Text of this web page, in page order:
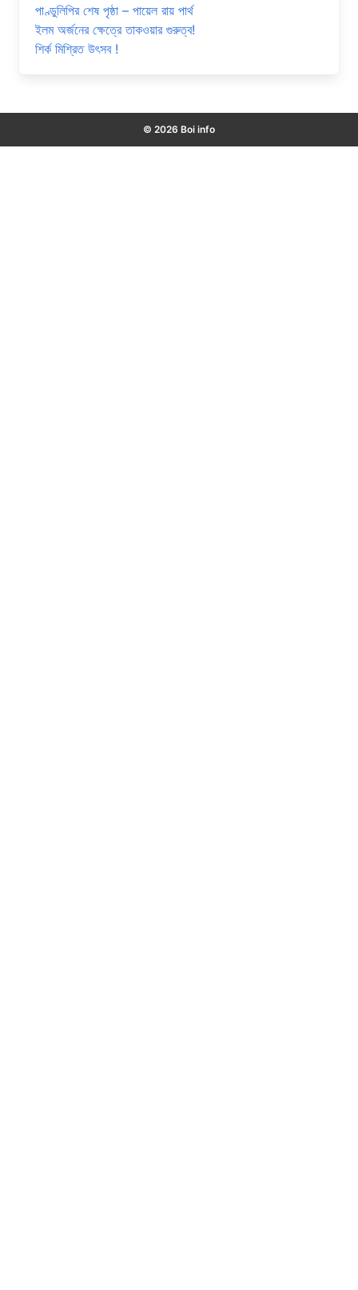
পাণ্ডুলিপির শেষ পৃষ্ঠা – পায়েল রায় পার্থ
ইলম অর্জনের ক্ষেত্রে তাকওয়ার গুরুত্ব!
শির্ক মিশ্রিত উৎসব !
© 2026 Boi info